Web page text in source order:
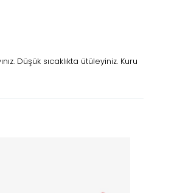
Düşük sıcaklıkta ütüleyiniz. Kuru